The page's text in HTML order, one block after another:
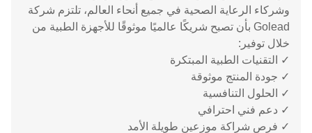
وشركاء الرعاية الصحية في جميع أنحاء العالم، تلتزم شركة
Golead بأن تصبح شريكًا عالميًا موثوقًا للأجهزة الطبية من
خلال توفير:
✓ التقنيات الطبية المبتكرة
✓ جودة المنتج موثوقة
✓ الحلول التنافسية
✓ دعم فني احترافي
✓ فرص شراكة موزعين طويلة الأمد